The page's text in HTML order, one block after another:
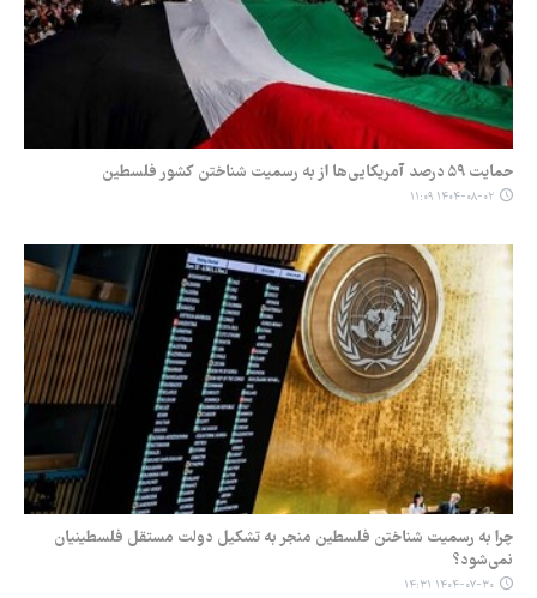
حمایت ۵۹ درصد آمریکایی‌ها از به‌ رسمیت شناختن کشور فلسطین
۱۴۰۴-۰۸-۰۲ ۱۱:۰۹
چرا به رسمیت شناختن فلسطین منجر به تشکیل دولت مستقل فلسطینیان
نمی‌شود؟
۱۴۰۴-۰۷-۳۰ ۱۴:۳۱